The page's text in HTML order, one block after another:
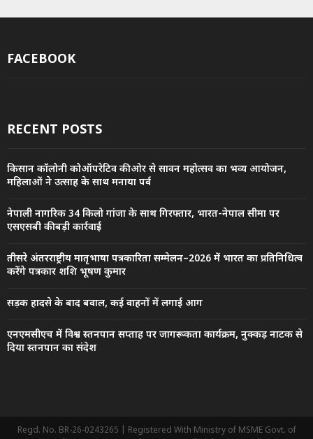
FACEBOOK
RECENT POSTS
किसान कॉलोनी कोऑपरेटिव की ओर से सावन महोत्सव का भव्य आयोजन,
महिलाओं ने उत्साह के साथ मनाया पर्व
नेपाली नागरिक 34 किलो गांजा के साथ गिरफ्तार, भारत-नेपाल सीमा पर
एसएसबी की बड़ी कार्रवाई
तीसरे अंतरराष्ट्रीय मातृभाषा पत्रकारिता सम्मेलन–2026 में भारत का प्रतिनिधित्व
करेंगे पत्रकार शशि भूषण कुमार
सड़क हादसे के बाद बवाल, कई वाहनों में लगाई आग
एनएमसीएच में विश्व स्तनपान सप्ताह पर जागरूकता कार्यक्रम, नुक्कड़ नाटक से
दिया स्तनपान का संदेश
Regd. No. BR-26-0243265 | Registered With Ministry of MSME Govt. of